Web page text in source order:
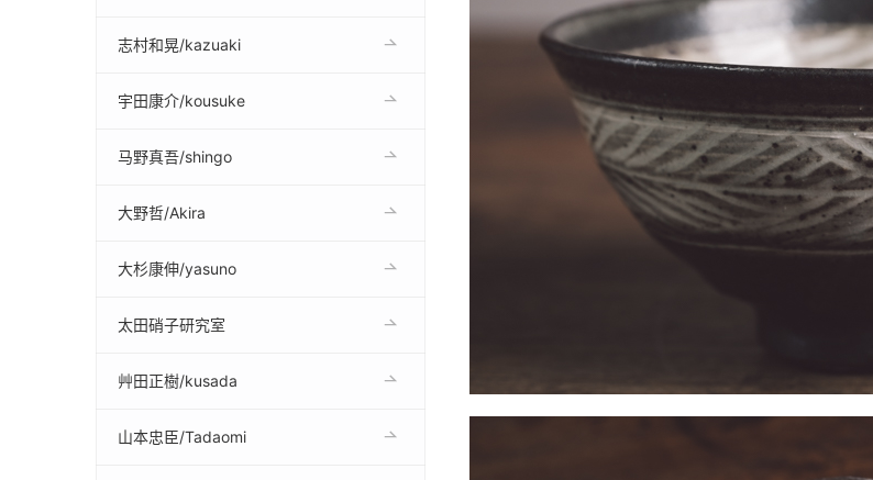
志村和晃/kazuaki
宇田康介/kousuke
马野真吾/shingo
大野哲/Akira
大杉康伸/yasuno
太田硝子研究室
艸田正樹/kusada
山本忠臣/Tadaomi